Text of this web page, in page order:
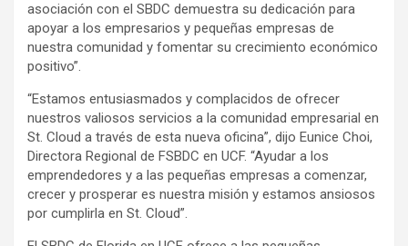
asociación con el SBDC demuestra su dedicación para
apoyar a los empresarios y pequeñas empresas de
nuestra comunidad y fomentar su crecimiento económico
positivo”.
“Estamos entusiasmados y complacidos de ofrecer
nuestros valiosos servicios a la comunidad empresarial en
St. Cloud a través de esta nueva oficina”, dijo Eunice Choi,
Directora Regional de FSBDC en UCF. “Ayudar a los
emprendedores y a las pequeñas empresas a comenzar,
crecer y prosperar es nuestra misión y estamos ansiosos
por cumplirla en St. Cloud”.